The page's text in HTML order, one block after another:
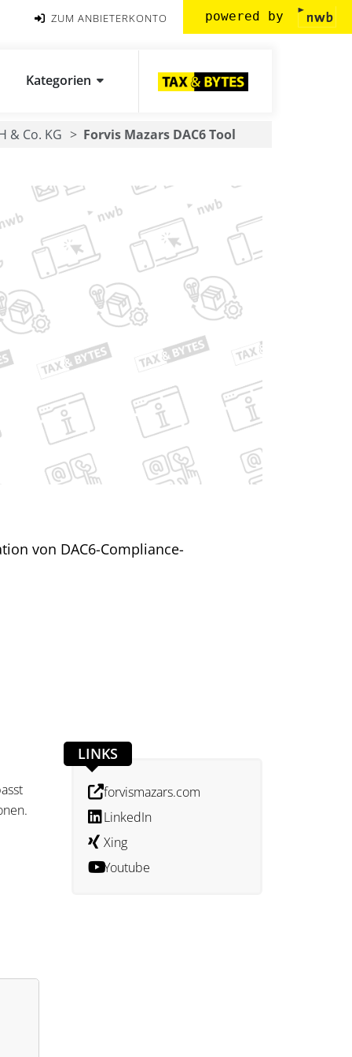
ZUM ANBIETERKONTO powered by
Kategorien
& Co. KG Forvis Mazars DAC6 Tool
von DAC6-Compliance-
LINKS
forvismazars.com
LinkedIn
Xing
Youtube